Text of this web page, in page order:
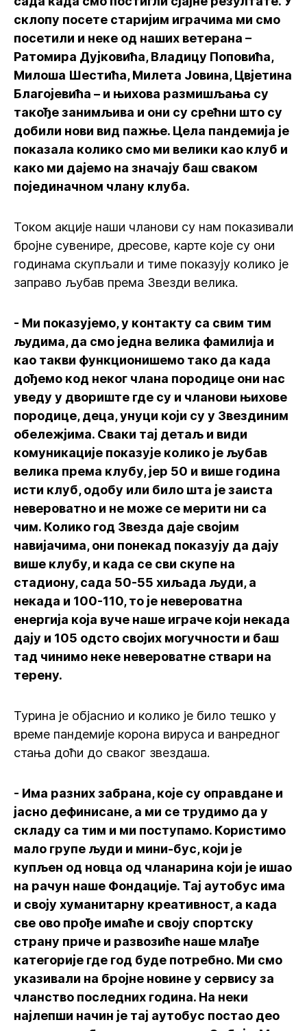
склопу посете старијим играчима ми смо
посетили и неке од наших ветерана –
Ратомира Дујковића, Владицу Поповића,
Милоша Шестића, Милета Јовина, Цвјетина
Благојевића – и њихова размишљања су
такође занимљива и они су срећни што су
добили нови вид пажње. Цела пандемија је
показала колико смо ми велики као клуб и
како ми дајемо на значају баш сваком
појединачном члану клуба.
Током акције наши чланови су нам показивали
бројне сувенире, дресове, карте које су они
годинама скупљали и тиме показују колико је
заправо љубав према Звезди велика.
- Ми показујемо, у контакту са свим тим
људима, да смо једна велика фамилија и
као такви функционишемо тако да када
дођемо код неког члана породице они нас
уведу у двориште где су и чланови њихове
породице, деца, унуци који су у Звездиним
обележјима. Сваки тај детаљ и види
комуникације показује колико је љубав
велика према клубу, јер 50 и више година
исти клуб, одобу или било шта је заиста
невероватно и не може се мерити ни са
чим. Колико год Звезда даје својим
навијачима, они понекад показују да дају
више клубу, и када се сви скупе на
стадиону, сада 50-55 хиљада људи, а
некада и 100-110, то је невероватна
енергија која вуче наше играче који некада
дају и 105 одсто својих могучности и баш
тад чинимо неке невероватне ствари на
терену.
Турина је објаснио и колико је било тешко у
време пандемије корона вируса и ванредног
стања доћи до сваког звездаша.
- Има разних забрана, које су оправдане и
јасно дефинисане, а ми се трудимо да у
складу са тим и ми поступамо. Користимо
мало групе људи и мини-бус, који је
купљен од новца од чланарина који је ишао
на рачун наше Фондације. Тај аутобус има
и своју хуманитарну креативност, а када
све ово прође имаће и своју спортску
страну приче и развозиће наше млађе
категорије где год буде потребно. Ми смо
указивали на бројне новине у сервису за
чланство последних година. На неки
најлепши начин је тај аутобус постао део